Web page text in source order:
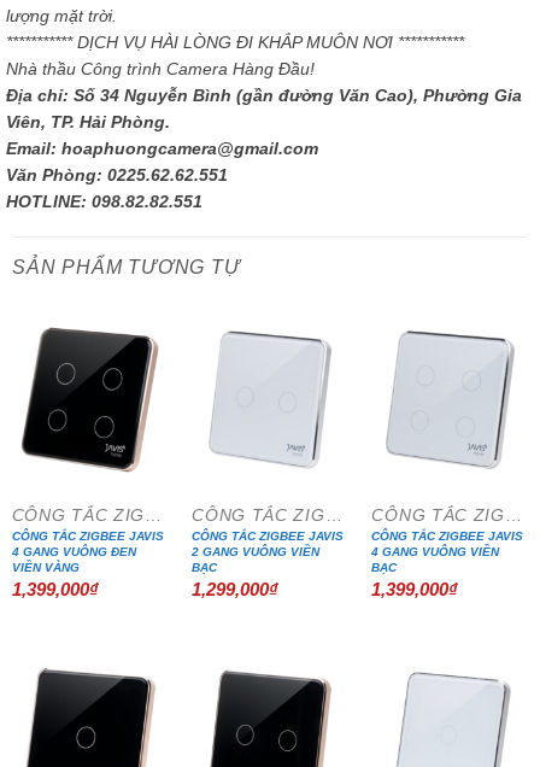
lượng mặt trời.
*********** DỊCH VỤ HÀI LÒNG ĐI KHẮP MUÔN NƠI ***********
Nhà thầu Công trình Camera Hàng Đầu!
Địa chỉ: Số 34 Nguyễn Bình (gần đường Văn Cao), Phường Gia
Viên, TP. Hải Phòng.
Email: hoaphuongcamera@gmail.com
Văn Phòng: 0225.62.62.551
HOTLINE: 098.82.82.551
SẢN PHẨM TƯƠNG TỰ
CÔNG TẮC ZIGBEE VUÔNG
CÔNG TẮC ZIGBEE JAVIS
4 GANG VUÔNG ĐEN
VIỀN VÀNG
1,399,000₫
CÔNG TẮC ZIGBEE VUÔNG
CÔNG TẮC ZIGBEE JAVIS
2 GANG VUÔNG VIỀN
BẠC
1,299,000₫
CÔNG TẮC ZIGBEE VUÔNG
CÔNG TẮC ZIGBEE JAVIS
4 GANG VUÔNG VIỀN
BẠC
1,399,000₫